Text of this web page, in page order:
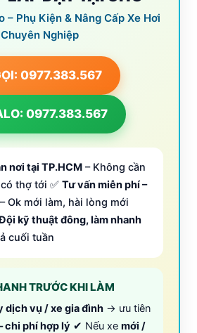
– Phụ Kiện & Nâng Cấp Xe Hơi
Chuyên Nghiệp
0977.383.567
0977.383.567
nơi tại TP.HCM – Không cần
thợ tới ✅ Tư vấn miễn phí –
– Ok mới làm, hài lòng mới
kỹ thuật đông, làm nhanh
cuối tuần
TRƯỚC KHI LÀM
dịch vụ / xe gia đình → ưu tiên
chi phí hợp lý ✔ Nếu xe mới /